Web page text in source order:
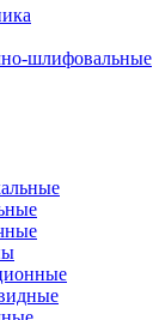
шлифовальные